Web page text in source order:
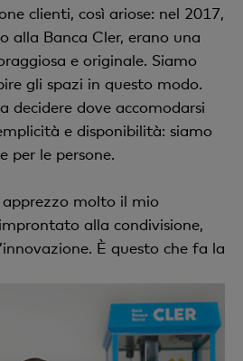
clienti, così ariose: nel 2017,
alla Banca Cler, erano una
e originale. Siamo
gli spazi in questo modo.
decidere dove accomodarsi
e disponibilità: siamo
per le persone.
molto il mio
alla condivisione,
È questo che fa la